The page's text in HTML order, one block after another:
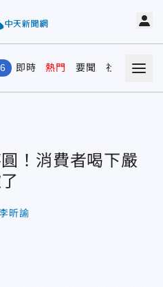
即時 熱門 要聞 社會 娛樂
！消費者喝下嚴
昕諭